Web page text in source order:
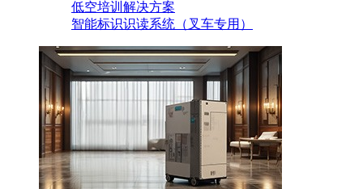
低空培训解决方案
智能标识识读系统（叉车专用）